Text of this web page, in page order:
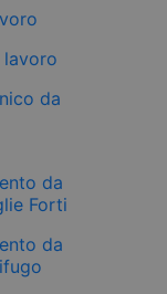
lavoro
da
da
Forti
da